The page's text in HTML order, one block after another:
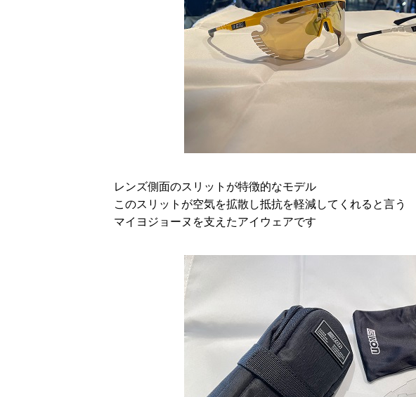
レンズ側面のスリットが特徴的なモデル
このスリットが空気を拡散し抵抗を軽減してくれると言う
マイヨジョーヌを支えたアイウェアです